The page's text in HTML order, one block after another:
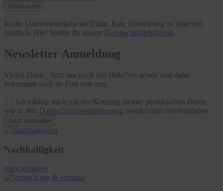
Abonnieren
Keine Datenweitergabe an Dritte. Eine Abmeldung ist jederzeit
möglich. Hier findest du unsere Datenschutzerklärung
Newsletter Anmeldung
Vielen Dank - Jetzt nur noch das Häkchen setzen und dann
bekommst auch du Post von uns.
Ich erkläre mich mit der Nutzung meiner persönlichen Daten,
wie in den Datenschutzbestimmungen beschrieben einverstanden.
Jetzt anmelden
Nachhaltigkeit
mehr erfahren